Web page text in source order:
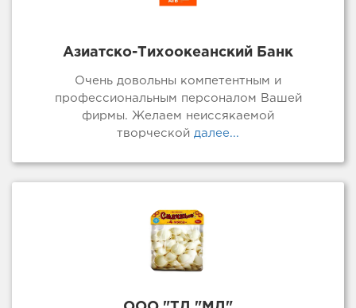
Азиатско-Тихоокеанский Банк
Очень довольны компетентным и
профессиональным персоналом Вашей
фирмы. Желаем неиссякаемой
творческой далее...